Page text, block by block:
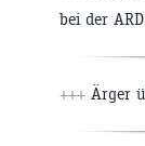
bei der ARD
+++ Ärger